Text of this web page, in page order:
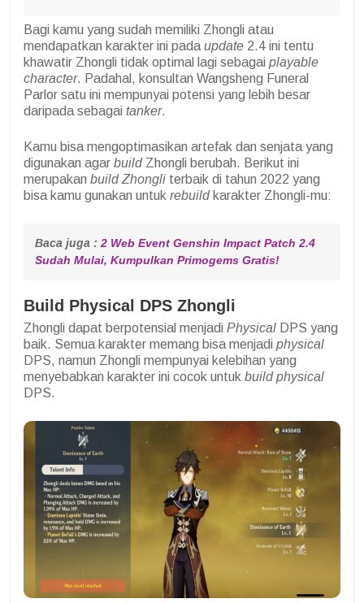
Bagi kamu yang sudah memiliki Zhongli atau
mendapatkan karakter ini pada update 2.4 ini tentu
khawatir Zhongli tidak optimal lagi sebagai playable
character. Padahal, konsultan Wangsheng Funeral
Parlor satu ini mempunyai potensi yang lebih besar
daripada sebagai tanker.
Kamu bisa mengoptimasikan artefak dan senjata yang
digunakan agar buildZhongli berubah. Berikut ini
merupakan build Zhongli terbaik di tahun 2022 yang
bisa kamu gunakan untuk rebuild karakter Zhongli-mu:
Baca juga : 2 Web Event Genshin Impact Patch 2.4
Sudah Mulai, Kumpulkan Primogems Gratis!
Build Physical DPS Zhongli
Zhongli dapat berpotensial menjadi Physical DPS yang
baik. Semua karakter memang bisa menjadi physical
DPS, namun Zhongli mempunyai kelebihan yang
menyebabkan karakter ini cocok untuk build physical
DPS.